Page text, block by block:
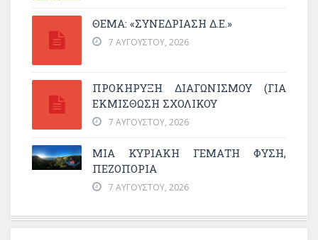
ΘΕΜΑ: «ΣΥΝΕΔΡΊΑΣΗ Δ.Ε.»
7 ΑΥΓΟΎΣΤΟΥ, 2026
ΠΡΟΚΗΡΥΞΗ ΔΙΑΓΩΝΙΣΜΟΥ (ΓΙΑ
ΕΚΜΊΣΘΩΣΗ ΣΧΟΛΙΚΟΎ
7 ΑΥΓΟΎΣΤΟΥ, 2026
ΜΙΑ ΚΥΡΙΑΚΉ ΓΕΜΆΤΗ ΦΎΣΗ,
ΠΕΖΟΠΟΡΊΑ
7 ΑΥΓΟΎΣΤΟΥ, 2026